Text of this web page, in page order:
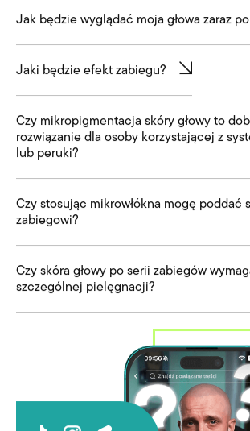
Jak będzie wyglądać moja głowa zaraz
Jaki będzie efekt zabiegu?
Czy mikropigmentacja skóry głowy to
rozwiązanie dla osoby korzystającej z
lub peruki?
Czy stosując mikrowłókna mogę poddać
zabiegowi?
Czy skóra głowy po serii zabiegów
szczególnej pielęgnacji?